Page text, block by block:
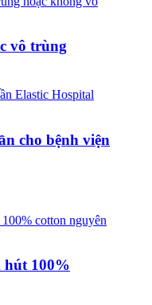
vô trùng
cho bệnh viện
hút 100%